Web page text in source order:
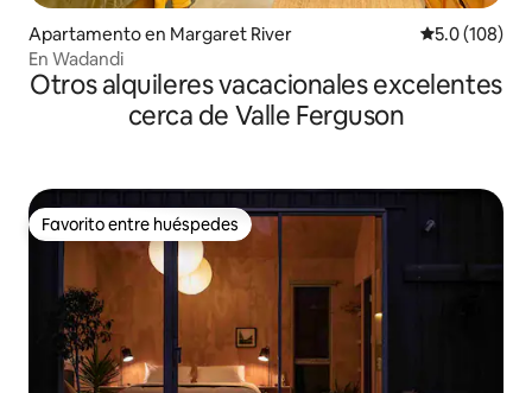
Apartamento en Margaret River Calificación
5.0 (108)
En Wadandi
Otros alquileres vacacionales excelentes
cerca de Valle Ferguson
Favorito entre huéspedes
Favorito entre huéspedes